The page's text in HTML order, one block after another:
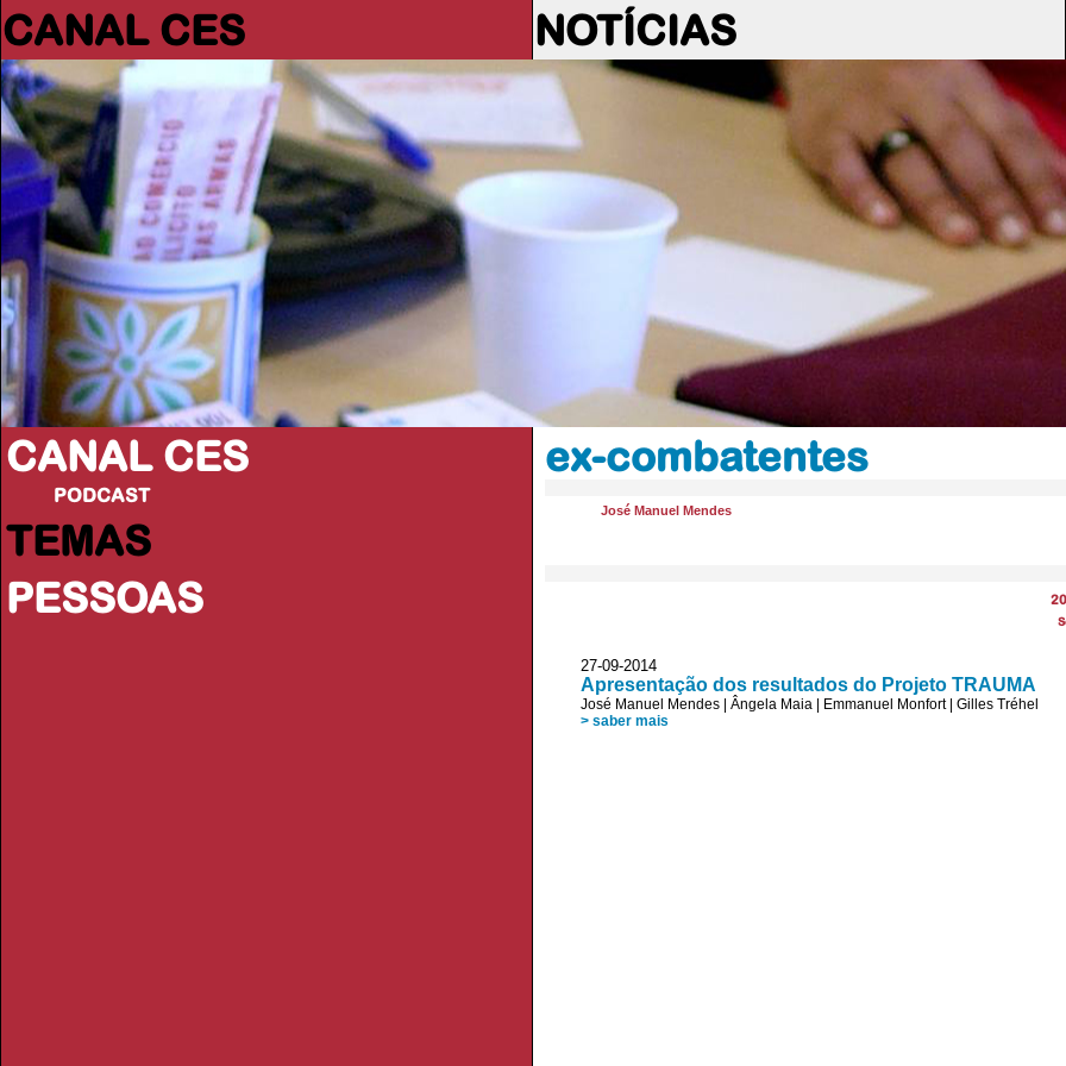
CANAL CES NOTÍCIAS
CANAL CES
PODCAST
TEMAS
PESSOAS
ex-combatentes
José Manuel Mendes
27-09-2014
Apresentação dos resultados do Projeto TRAUMA
José Manuel Mendes Ângela Maia Emmanuel Monfort| Gilles Tréhel
> saber mais